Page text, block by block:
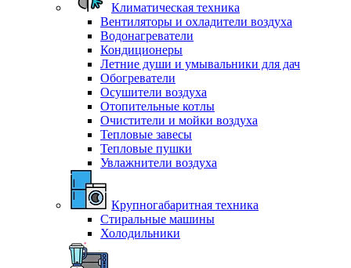
Климатическая техника
Вентиляторы и охладители воздуха
Водонагреватели
Кондиционеры
Летние души и умывальники для дач
Обогреватели
Осушители воздуха
Отопительные котлы
Очистители и мойки воздуха
Тепловые завесы
Тепловые пушки
Увлажнители воздуха
Крупногабаритная техника
Стиральные машины
Холодильники